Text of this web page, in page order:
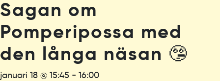
Sagan om
Pomperipossa med
den långa näsan 🤥
januari 18 @ 15:45 - 16:00